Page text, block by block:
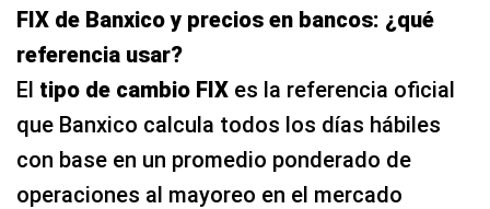
FIX de Banxico y precios en bancos: ¿qué
referencia usar?
El tipo de cambio FIX es la referencia oficial
que Banxico calcula todos los días hábiles
con base en un promedio ponderado de
operaciones al mayoreo en el mercado